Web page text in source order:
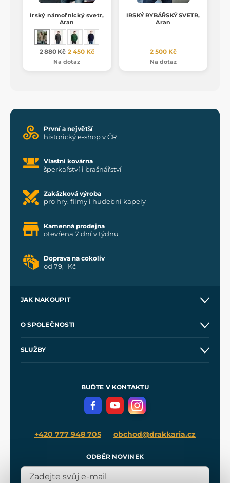
Irský námořnický svetr,
Aran
2 880 Kč 2 450 Kč
Na dotaz
IRSKÝ RYBÁŘSKÝ SVETR,
Aran
2 500 Kč
Na dotaz
První a největší
historický e-shop v ČR
Vlastní kovárna
šperkařství i brašnářství
Zakázková výroba
pro hry, filmy i hudební kapely
Kamenná prodejna
otevřena 7 dní v týdnu
Doprava na cokoliv
od 79,- Kč
JAK NAKOUPIT
Velkoobchod
O SPOLEČNOSTI
SLUŽBY
Meče pro Kingdom Come
BUĎTE V KONTAKTU
+420 777 948 705 obchod@drakkaria.cz
ODBĚR NOVINEK